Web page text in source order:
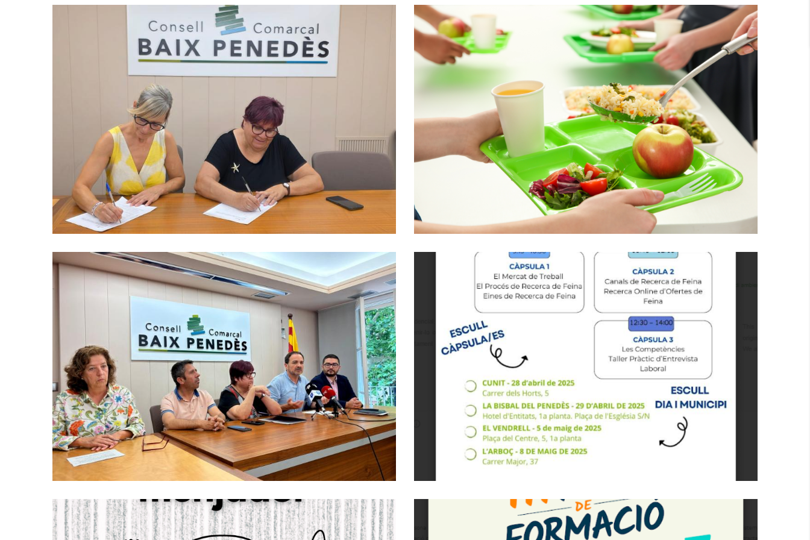
El Consell Comarcal Del Baix Penedès I
L’Ajuntament Del Vendrell Signen Un Conveni Per
Impulsar Els Casals Inclusius Aquest Estiu
Educació
S. socials
El Consell Comarcal Del Baix Penedès Gestionarà
Dos Nous Menjadors Escolars El Curs 2025-2026
Educació
El Consell Comarcal Impulsa Un Projecte Pioner
Per Reduir El Malbaratament Alimentari Als
Menjadors Escolars Del Baix Penedès
Altres
Educació
Formacions Del Programa Orienta